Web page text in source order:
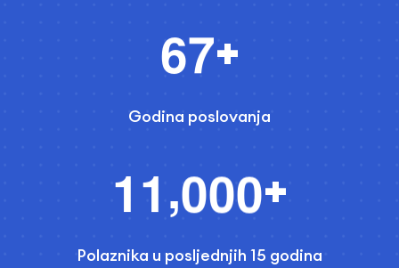
67+
Godina poslovanja
11,000+
Polaznika u posljednjih 15 godina